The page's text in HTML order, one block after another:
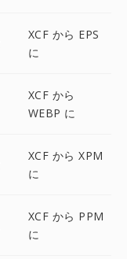
XCF から EPS
に
XCF から
WEBP に
XCF から XPM
に
XCF から PPM
に